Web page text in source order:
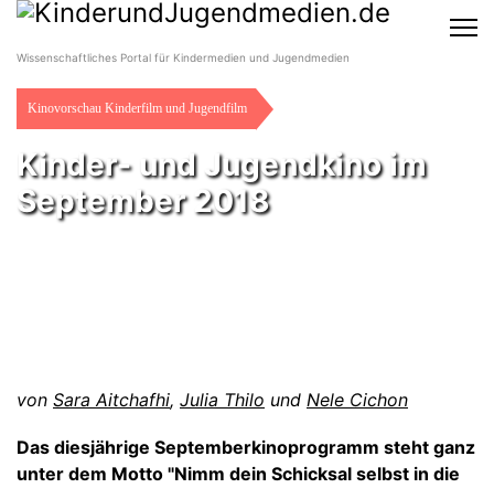
Wissenschaftliches Portal für Kindermedien und Jugendmedien
Kinovorschau Kinderfilm und Jugendfilm
Kinder- und Jugendkino im
September 2018
von Sara Aitchafhi, Julia Thilo und Nele Cichon
Das diesjährige Septemberkinoprogramm steht ganz
unter dem Motto "Nimm dein Schicksal selbst in die